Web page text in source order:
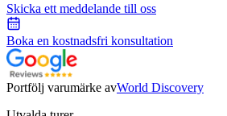
Skicka ett meddelande till oss
Boka en kostnadsfri konsultation
Portfölj varumärke avWorld Discovery